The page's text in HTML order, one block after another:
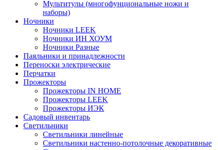
Мультитулы (многофунциональные ножи и
наборы)
Ночники
Ночники LEEK
Ночники ИН ХОУМ
Ночники Разные
Паяльники и принадлежности
Переноски электрические
Перчатки
Прожекторы
Прожекторы IN HOME
Прожекторы LEEK
Прожекторы ИЭК
Садовый инвентарь
Светильники
Светильники линейные
Светильники настенно-потолочные декоративные